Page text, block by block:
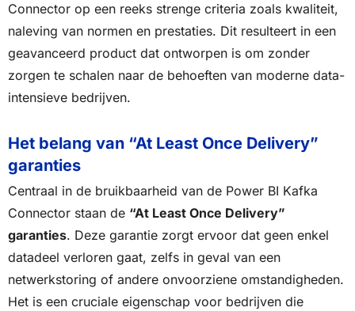
Connector op een reeks strenge criteria zoals kwaliteit,
naleving van normen en prestaties. Dit resulteert in een
geavanceerd product dat ontworpen is om zonder
zorgen te schalen naar de behoeften van moderne data-
intensieve bedrijven.
Het belang van “At Least Once Delivery”
garanties
Centraal in de bruikbaarheid van de Power BI Kafka
Connector staan de “At Least Once Delivery”
garanties. Deze garantie zorgt ervoor dat geen enkel
datadeel verloren gaat, zelfs in geval van een
netwerkstoring of andere onvoorziene omstandigheden.
Het is een cruciale eigenschap voor bedrijven die